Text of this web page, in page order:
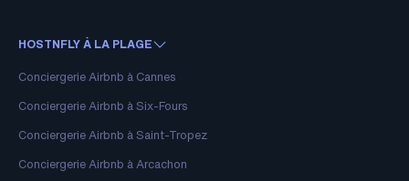
HOSTNFLY À LA PLAGE
Conciergerie Airbnb à Cannes
Conciergerie Airbnb à Six-Fours
Conciergerie Airbnb à Saint-Tropez
Conciergerie Airbnb à Arcachon